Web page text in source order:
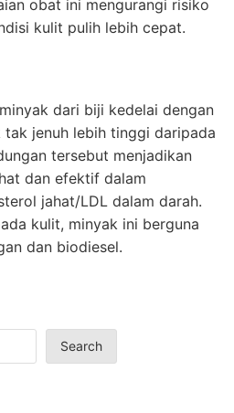
obat ini mengurangi risiko
kulit pulih lebih cepat.
dari biji kedelai dengan
tak jenuh lebih tinggi daripada
tersebut menjadikan
dan efektif dalam
jahat/LDL dalam darah.
kulit, minyak ini berguna
dan biodiesel.
Search